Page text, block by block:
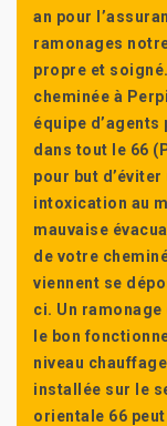
an pour
ramonages
propre et
cheminée à
équipe
dans tout le 66
pour but
intoxication au
mauvaise
de votre
viennent se
ci. Un
le bon
niveau
installée sur le
orientale 66